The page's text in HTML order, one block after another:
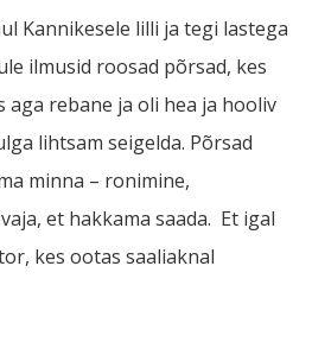
Kannikesele lilli ja tegi lastega
ilmusid roosad põrsad, kes
aga rebane ja oli hea ja hooliv
lihtsam seigelda. Põrsad
minna – ronimine,
et hakkama saada. Et igal
kes ootas saaliaknal